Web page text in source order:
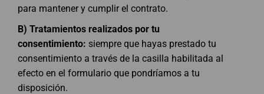
para mantener y cumplir el contrato.
B) Tratamientos realizados por tu
consentimiento: siempre que hayas prestado tu
consentimiento a través de la casilla habilitada al
efecto en el formulario que pondríamos a tu
disposición.